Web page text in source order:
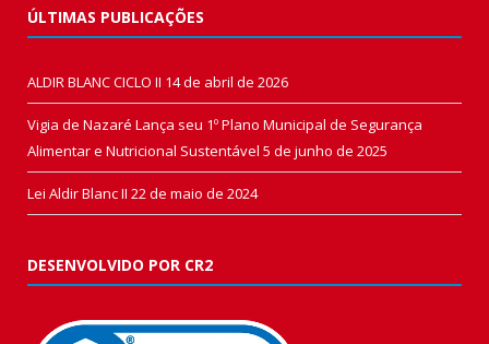
ÚLTIMAS PUBLICAÇÕES
ALDIR BLANC CICLO II 14 de abril de 2026
Vigia de Nazaré Lança seu 1º Plano Municipal de Segurança
Alimentar e Nutricional Sustentável 5 de junho de 2025
Lei Aldir Blanc II 22 de maio de 2024
DESENVOLVIDO POR CR2